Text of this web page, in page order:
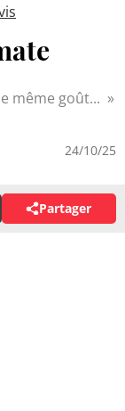
même goût...
24/10/25
Partager